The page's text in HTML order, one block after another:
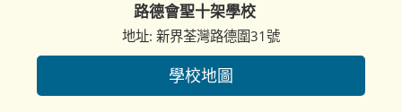
路德會聖十架學校
地址: 新界荃灣路德圍31號
學校地圖